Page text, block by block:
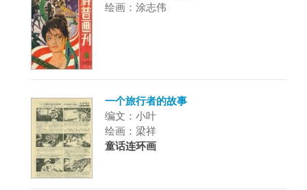
绘画：涂志伟
一个旅行者的故事
编文：小叶
绘画：梁祥
童话连环画